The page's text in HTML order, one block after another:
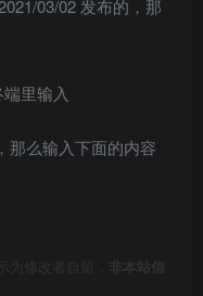
03/02 发布的，那
里输入
那么输入下面的内容
为修改者自留，
非本站信